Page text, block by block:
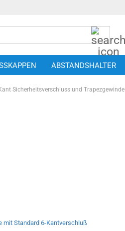
ABSTANDSHALTER
Sicherheitsverschluss und Trapezgewinde